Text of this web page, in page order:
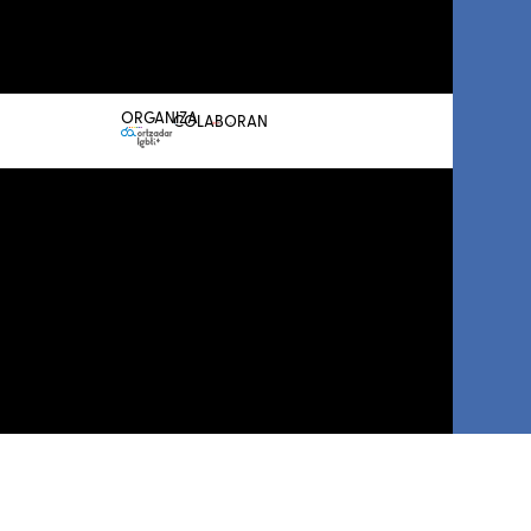
Atlántica
apunto
ORGANIZACOLABORAN